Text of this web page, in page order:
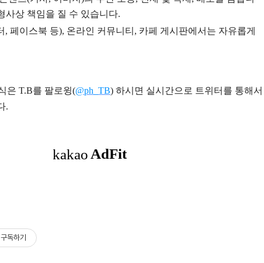
사상 책임을 질 수 있습니다.
, 페이스북 등), 온라인 커뮤니티, 카페 게시판에서는 자유롭게
은 T.B를 팔로윙(@ph_TB) 하시면 실시간으로 트위터를 통해서
.
구독하기